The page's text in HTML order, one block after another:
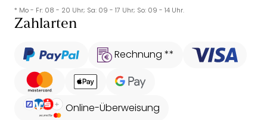
* Mo - Fr: 08 - 20 Uhr; Sa: 09 - 17 Uhr; So: 09 - 14 Uhr.
Zahlarten
Rechnung **
Online-Überweisung